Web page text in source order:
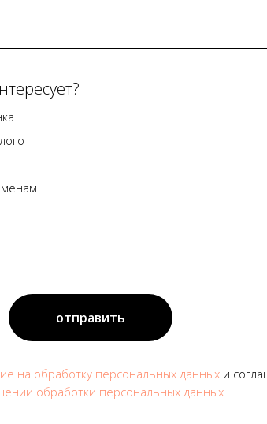
отправить
на обработку персональных данныхи
обработки персональных данных